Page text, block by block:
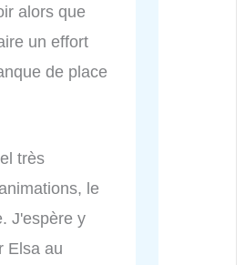
alors que
un effort
de place
très
le
J'espère y
Elsa au